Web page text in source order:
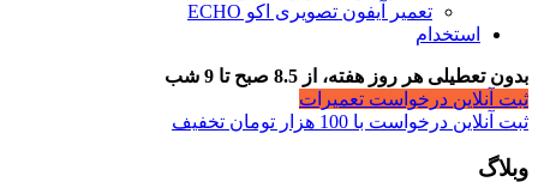
تعمیر آیفون تصویری اکو ECHO
استخدام
بدون تعطیلی هر روز هفته، از 8.5 صبح تا 9 شب
ثبت آنلاین درخواست تعمیرات
ثبت آنلاین درخواست با 100 هزار تومان تخفیف
وبلاگ